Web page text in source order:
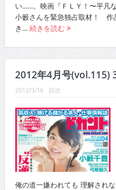
い……。映画『ＦＬＹ！〜平凡
小籔さんを緊急独占取材！ 作
き… 続きを読む
2012年4月号(vol.115)
2012/3/16 目次
俺の道一嫌われても 理解され